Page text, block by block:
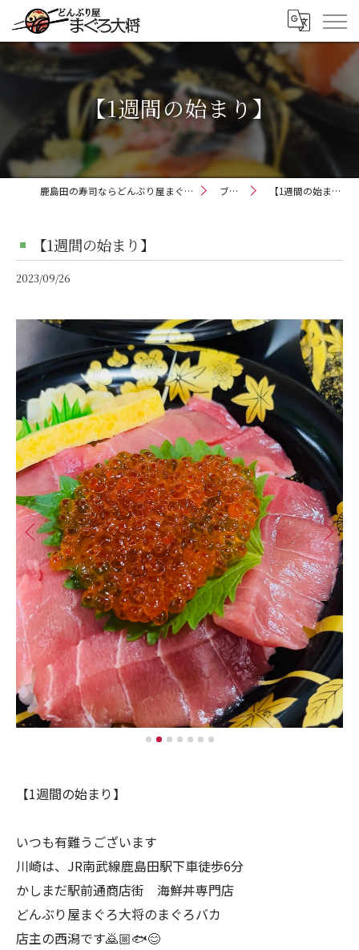
【1週間の始まり】
鹿島田の寿司ならどんぶり屋まぐろ大将 ブログ 【1週間の始まり】
【1週間の始まり】
2023/09/26
【1週間の始まり】
いつも有難うございます
川崎は、JR南武線鹿島田駅下車徒歩6分
かしまだ駅前通商店街 海鮮丼専門店
どんぶり屋まぐろ大将のまぐろバカ
店主の西潟です🙇🏼🐟😊